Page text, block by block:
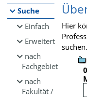
Suche
Einfach
Erweitert
nach
Fachgebiet
nach
Fakultät /
Hier
suchen.